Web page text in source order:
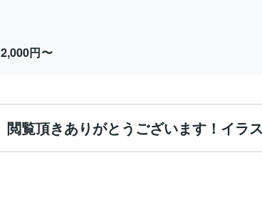
2,000円〜
閲覧頂きありがとうございます！イラ